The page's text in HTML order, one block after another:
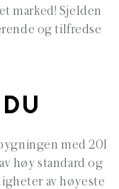
marked! Sjelden
og tilfredse
med 201
høy standard og
av høyeste